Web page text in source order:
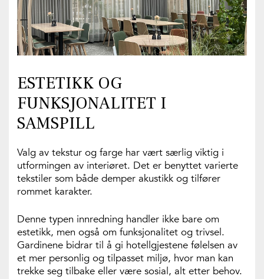
ESTETIKK OG
FUNKSJONALITET I
SAMSPILL
Valg av tekstur og farge har vært særlig viktig i
utformingen av interiøret. Det er benyttet varierte
tekstiler som både demper akustikk og tilfører
rommet karakter.
Denne typen innredning handler ikke bare om
estetikk, men også om funksjonalitet og trivsel.
Gardinene bidrar til å gi hotellgjestene følelsen av
et mer personlig og tilpasset miljø, hvor man kan
trekke seg tilbake eller være sosial, alt etter behov.